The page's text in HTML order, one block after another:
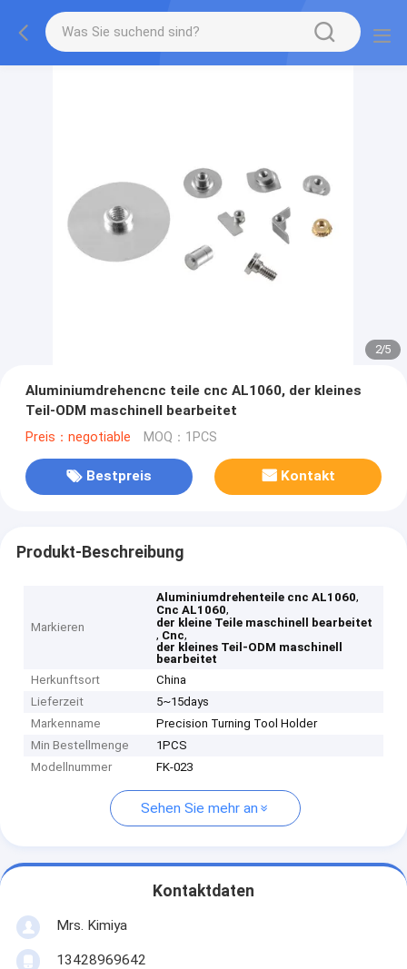
2/5
Aluminiumdrehencnc teile cnc AL1060, der kleines
Teil-ODM maschinell bearbeitet
Preis：negotiable MOQ：1PCS
Bestpreis Kontakt
Produkt-Beschreibung
Markieren
Aluminiumdrehenteile cnc AL1060,
Cnc AL1060,
der kleine Teile maschinell bearbeitet
, Cnc,
der kleines Teil-ODM maschinell
bearbeitet
Herkunftsort
China
Lieferzeit
5~15days
Markenname
Precision Turning Tool Holder
Min Bestellmenge
1PCS
Modellnummer
FK-023
Sehen Sie mehr an
Kontaktdaten
Mrs. Kimiya
13428969642